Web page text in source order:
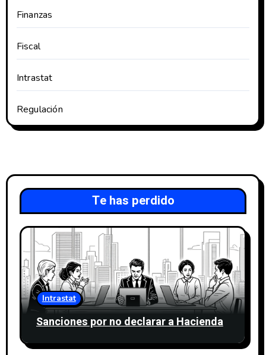
Finanzas
Fiscal
Intrastat
Regulación
Te has perdido
Intrastat
Sanciones por no declarar a Hacienda